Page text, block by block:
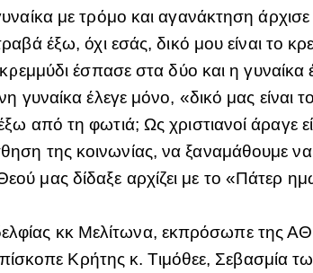
με τρόμο και αγανάκτηση
έξω, όχι εσάς, δικό μου είναι το
έσπασε στα δύο και η
γυναίκα έλεγε μόνο, «δικό μας
από τη φωτιά; Ως χριστιανοί
της κοινωνίας, να ξαναμάθουμε
μας δίδαξε αρχίζει με το «Πάτερ
κκ Μελίτωνα, εκπρόσωπε της
Κρήτης κ. Τιμόθεε, Σεβασμία